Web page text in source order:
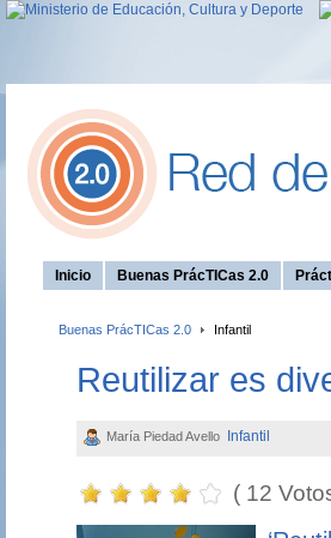
Inicio Buenas PrácTICas 2.0
Buenas PrácTICas 2.0 Infantil
Reutilizar es
María Piedad Avello Infantil
( 12